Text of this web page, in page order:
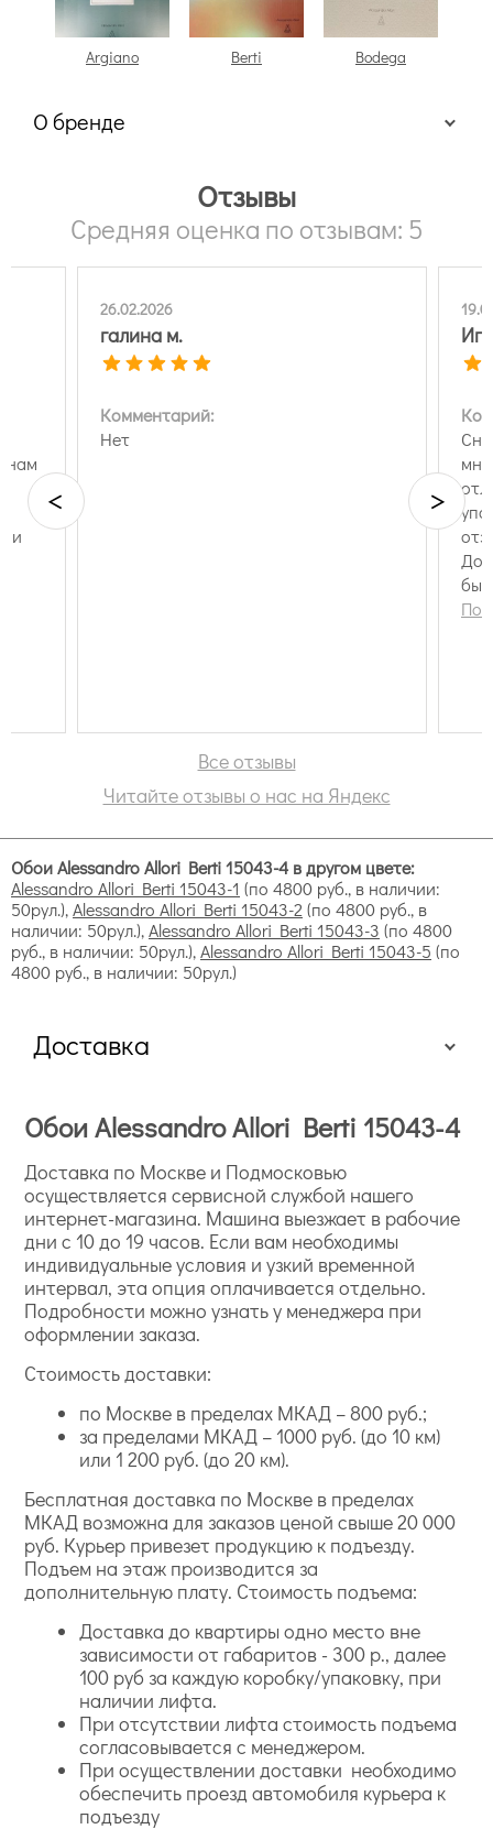
Argiano Berti Bodega
О бренде
Другие преимущества:
доступная стоимость — несмотря на то, что
Alessandro Allori это средний и премиальный
ценовой сегмент, они куда доступнее аналогов за
Корее;
простота нанесения — на этикетке подробно
расписана инструкция, обои практически сразу
схватываются и адгезируются, практически
отсутствуют пузыри и другие недостатки;
практичность — за счёт плотной основы хорошо
маскируют недостатки и неровности стен;
геометрических паттернов до пейзажей и карт;
экологичность — безопасны для использования в
санитарным сертификатам.
Four Seasons — вдохновлены известным музыкальным
произведением и самой природой, в коллекции
представлены растительные мотивы, цветы, а также
геометрические узоры и имитации материалов,
например, штукатурки, ткани, цемента;
Breeze — царство растений, пастельной гаммы и
роскошных текстур, в том числе под металлы,
например, золото, и под натуральную кожу;
Armonia — классическая полоска и роскошные
вензеля, которые украсят помещения в
неоклассическом стиле, а также некоторых
современных, подойдут для рабочего кабинета;
Grace — грациозное, как отражено в названии,
царство простых геометрических линий и богатство
природных красот, здесь роскошные как будто
вышитые цветы и экзотические птицы (Grace
RWT1801-1) соседствуют с меандрами и другими
этническими узорами;
Esotiche — серия, которая так и манит чужими
берегами и морскими просторами: здесь в
Отзывы
Средняя оценка по отзывам: 5
нам
и
26.02.2026
галина м.
Комментарий:
Нет
< >
Все отзывы
Читайте отзывы о нас на Яндекс
Обои Alessandro Allori Berti 15043-4 в другом цвете:
Alessandro Allori Berti 15043-1 (по 4800 руб., в наличии:
50рул.),Alessandro Allori Berti 15043-2 (по 4800 руб., в
наличии: 50рул.),Alessandro Allori Berti 15043-3 (по 4800
руб., в наличии: 50рул.),Alessandro Allori Berti 15043-5 (по
4800 руб., в наличии: 50рул.)
Доставка
Обои Alessandro Allori Berti 15043-4
Доставка по Москве и Подмосковью
осуществляется сервисной службой нашего
интернет-магазина. Машина выезжает в рабочие
дни с 10 до 19 часов. Если вам необходимы
индивидуальные условия и узкий временной
интервал, эта опция оплачивается отдельно.
Подробности можно узнать у менеджера при
оформлении заказа.
Стоимость доставки:
по Москве в пределах МКАД – 800 руб.;
за пределами МКАД – 1000 руб. (до 10 км)
или 1 200 руб. (до 20 км).
Бесплатная доставка по Москве в пределах
МКАД возможна для заказов ценой свыше 20 000
руб. Курьер привезет продукцию к подъезду.
Подъем на этаж производится за
дополнительную плату. Стоимость подъема:
Доставка до квартиры одно место вне
зависимости от габаритов - 300 р., далее
100 руб за каждую коробку/упаковку, при
наличии лифта.
При отсутствии лифта стоимость подъема
согласовывается с менеджером.
При осуществлении доставки необходимо
обеспечить проезд автомобиля курьера к
подъезду